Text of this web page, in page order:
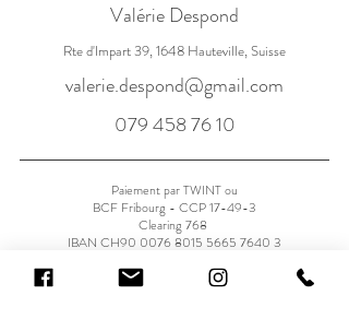
Valérie Despond
Rte d'Impart 39, 1648 Hauteville, Suisse
valerie.despond@gmail.com
079 458 76 10
Paiement par TWINT ou
BCF Fribourg - CCP 17-49-3
Clearing 768
IBAN CH90 0076 8015 5665 7640 3